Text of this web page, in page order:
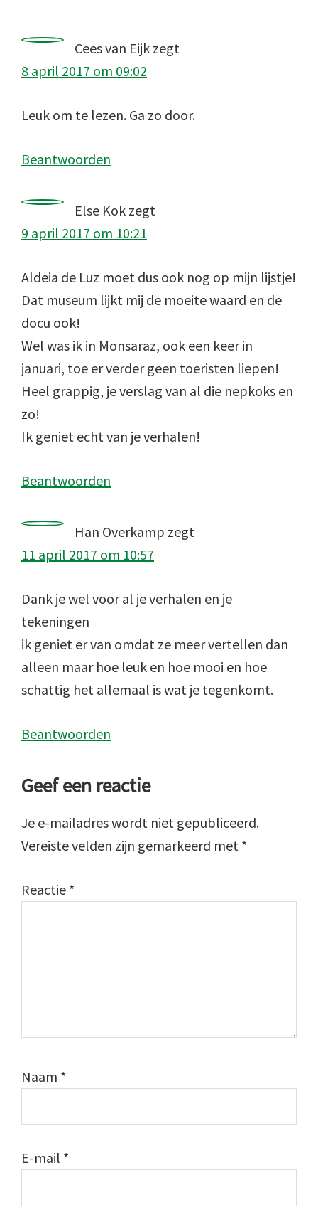
Cees van Eijk zegt
8 april 2017 om 09:02
Leuk om te lezen. Ga zo door.
Beantwoorden
Else Kok zegt
9 april 2017 om 10:21
Aldeia de Luz moet dus ook nog op mijn lijstje!
Dat museum lijkt mij de moeite waard en de
docu ook!
Wel was ik in Monsaraz, ook een keer in
januari, toe er verder geen toeristen liepen!
Heel grappig, je verslag van al die nepkoks en
zo!
Ik geniet echt van je verhalen!
Beantwoorden
Han Overkamp zegt
11 april 2017 om 10:57
Dank je wel voor al je verhalen en je
tekeningen
ik geniet er van omdat ze meer vertellen dan
alleen maar hoe leuk en hoe mooi en hoe
schattig het allemaal is wat je tegenkomt.
Beantwoorden
Geef een reactie
Je e-mailadres wordt niet gepubliceerd.
Vereiste velden zijn gemarkeerd met *
Reactie *
Naam *
E-mail *